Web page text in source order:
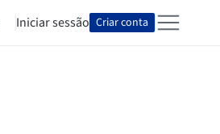
Iniciar sessão Criar conta